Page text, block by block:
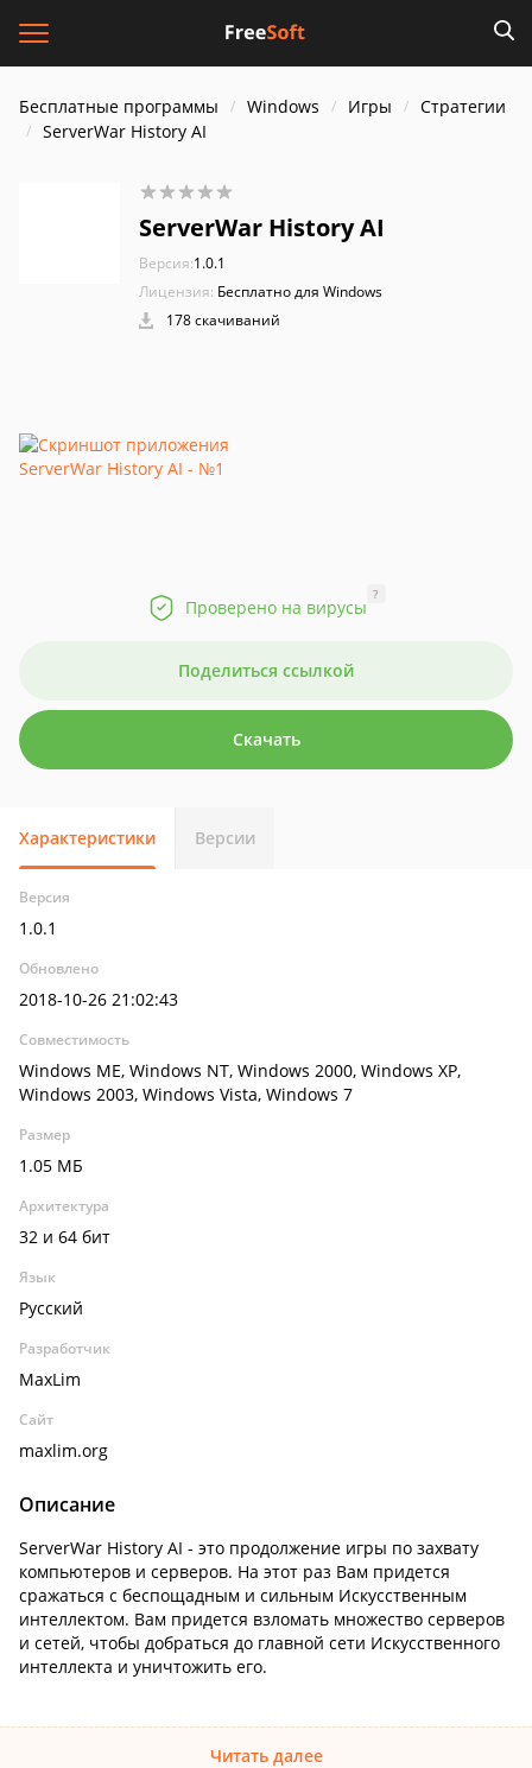
Бесплатные программы Windows Игры
Стратегии
ServerWar History AI
ServerWar History AI
Версия:1.0.1
Лицензия: Бесплатно для Windows
178 скачиваний
Проверено на вирусы
?
Поделиться ссылкой
Скачать
Характеристики Версии
Версия
1.0.1
Обновлено
2018-10-26 21:02:43
Совместимость
Windows ME, Windows NT, Windows 2000, Windows XP,
Windows 2003, Windows Vista, Windows 7
Размер
1.05 МБ
Архитектура
32 и 64 бит
Язык
Русский
Разработчик
MaxLim
Сайт
maxlim.org
Описание
ServerWar History AI - это продолжение игры по захвату
компьютеров и серверов. На этот раз Вам придется
сражаться с беспощадным и сильным Искусственным
интеллектом. Вам придется взломать множество серверов
и сетей, чтобы добраться до главной сети Искусственного
интеллекта и уничтожить его.
Читать далее